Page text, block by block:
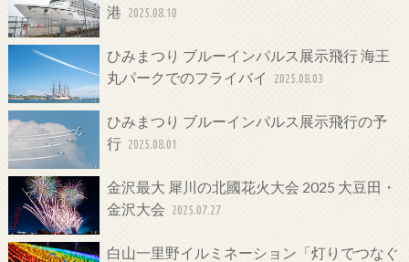
港 2025.08.10
ひみまつり ブルーインパルス展示飛行 海王
丸パークでのフライバイ
2025.08.03
ひみまつり ブルーインパルス展示飛行の予
行 2025.08.01
金沢最大 犀川の北國花火大会 2025 大豆田・
金沢大会 2025.07.27
白山一里野イルミネーション「灯りでつなぐ